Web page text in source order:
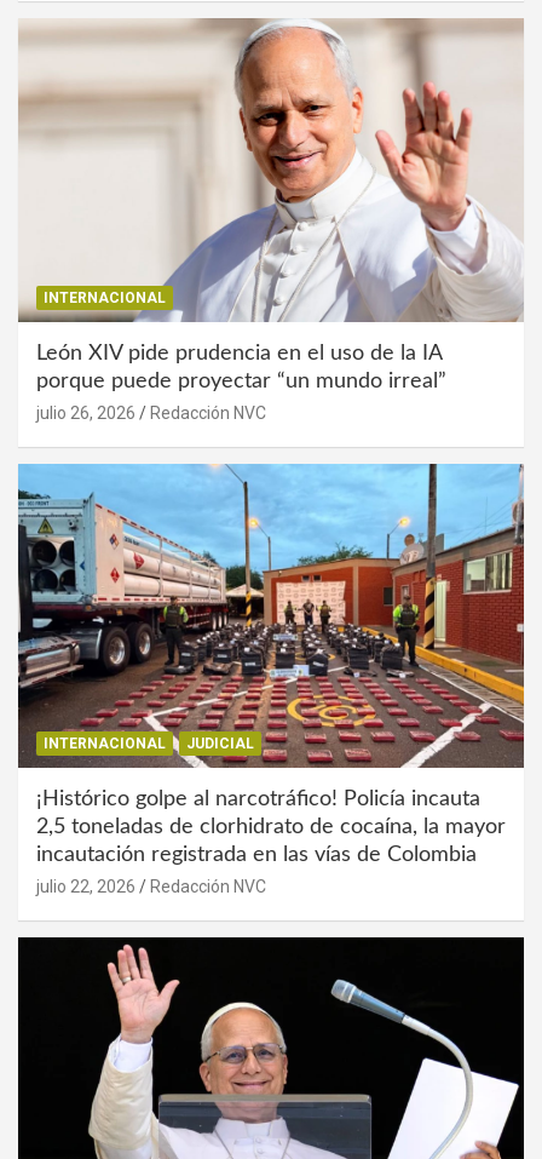
INTERNACIONAL
León XIV pide prudencia en el uso de la IA
porque puede proyectar “un mundo irreal”
julio 26, 2026 Redacción NVC
INTERNACIONAL JUDICIAL
¡Histórico golpe al narcotráfico! Policía incauta
2,5 toneladas de clorhidrato de cocaína, la mayor
incautación registrada en las vías de Colombia
julio 22, 2026 Redacción NVC